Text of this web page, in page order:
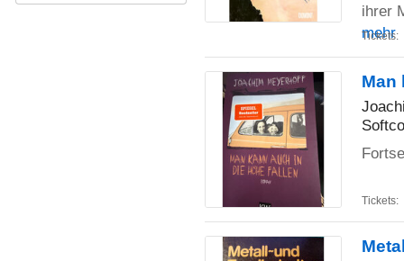
ihrer
mehr
Tickets:
Man
Tickets: